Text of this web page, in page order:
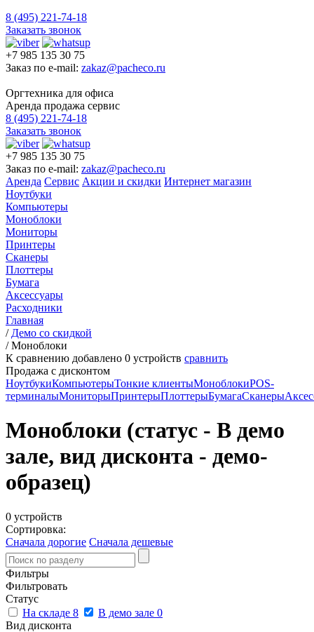
8 (495) 221-74-18
Заказать звонок
+7 985 135 30 75
Заказ по e-mail: zakaz@pacheco.ru
Оргтехника для офиса
Аренда продажа сервис
8 (495) 221-74-18
Заказать звонок
+7 985 135 30 75
Заказ по e-mail: zakaz@pacheco.ru
Аренда Сервис Акции и скидки Интернет магазин
Ноутбуки
Компьютеры
Моноблоки
Мониторы
Принтеры
Сканеры
Плоттеры
Бумага
Аксессуары
Расходники
Главная
/ Демо со скидкой
/Моноблоки
К сравнению добавлено 0 устройств сравнить
Продажа с дисконтом
НоутбукиКомпьютерыТонкие клиентыМоноблокиPOS-
терминалыМониторыПринтерыПлоттерыБумагаСканеры
Моноблоки (статус - В демо
зале, вид дисконта - демо-
образец)
0 устройств
Сортировка:
Сначала дорогие Сначала дешевые
Фильтры
Фильтровать
Статус
На складе 8 В демо зале 0
Вид дисконта